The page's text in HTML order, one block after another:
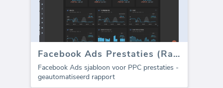
Facebook Ads Prestaties (Rapport)
Facebook Ads sjabloon voor PPC prestaties -
geautomatiseerd rapport